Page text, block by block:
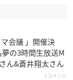
マ会議 」開催決
の3時間生放送M
ん&蒼井翔太さん
3コメント